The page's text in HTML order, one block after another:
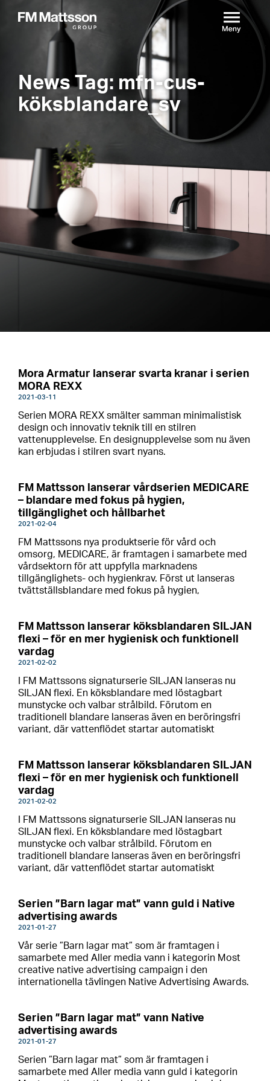
News Tag: mfn-cus-
köksblandare_sv
Mora Armatur lanserar svarta kranar i serien
MORA REXX
2021-03-11
Serien MORA REXX smälter samman minimalistisk
design och innovativ teknik till en stilren
vattenupplevelse. En designupplevelse som nu även
kan erbjudas i stilren svart nyans.
FM Mattsson lanserar vårdserien MEDICARE
– blandare med fokus på hygien,
tillgänglighet och hållbarhet
2021-02-04
FM Mattssons nya produktserie för vård och
omsorg, MEDICARE, är framtagen i samarbete med
vårdsektorn för att uppfylla marknadens
tillgänglighets- och hygienkrav. Först ut lanseras
tvättställsblandare med fokus på hygien,
FM Mattsson lanserar köksblandaren SILJAN
flexi – för en mer hygienisk och funktionell
vardag
2021-02-02
I FM Mattssons signaturserie SILJAN lanseras nu
SILJAN flexi. En köksblandare med löstagbart
munstycke och valbar strålbild. Förutom en
traditionell blandare lanseras även en beröringsfri
variant, där vattenflödet startar automatiskt
FM Mattsson lanserar köksblandaren SILJAN
flexi – för en mer hygienisk och funktionell
vardag
2021-02-02
I FM Mattssons signaturserie SILJAN lanseras nu
SILJAN flexi. En köksblandare med löstagbart
munstycke och valbar strålbild. Förutom en
traditionell blandare lanseras även en beröringsfri
variant, där vattenflödet startar automatiskt
Serien ”Barn lagar mat” vann guld i Native
advertising awards
2021-01-27
Vår serie ”Barn lagar mat” som är framtagen i
samarbete med Aller media vann i kategorin Most
creative native advertising campaign i den
internationella tävlingen Native Advertising Awards.
Serien ”Barn lagar mat” vann Native
advertising awards
2021-01-27
Serien ”Barn lagar mat” som är framtagen i
samarbete med Aller media vann guld i kategorin